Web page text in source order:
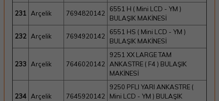
231 Arçelik 7694820142
6551 H ( Mini LCD - YM )
BULAŞIK MAKİNESİ
232 Arçelik 7694920142
6551 HS ( Mini LCD - YM )
BULAŞIK MAKİNESİ
233 Arçelik 7646020142
9251 XX LARGE TAM
ANKASTRE ( F4 ) BULAŞIK
MAKİNESİ
234 Arçelik 7645920142
9250 PFLI YARI ANKASTRE (
Mini LCD - YM ) BULAŞIK